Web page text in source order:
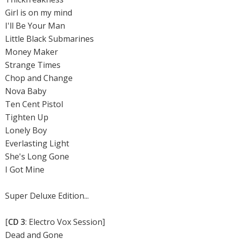
Girl is on my mind
I'll Be Your Man
Little Black Submarines
Money Maker
Strange Times
Chop and Change
Nova Baby
Ten Cent Pistol
Tighten Up
Lonely Boy
Everlasting Light
She's Long Gone
I Got Mine
Super Deluxe Edition...
[CD 3: Electro Vox Session]
Dead and Gone